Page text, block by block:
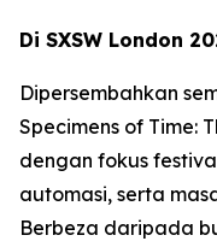
Di SXSW London
Dipersembahkan
Specimens of Time:
dengan fokus
automasi, serta
Berbeza daripada